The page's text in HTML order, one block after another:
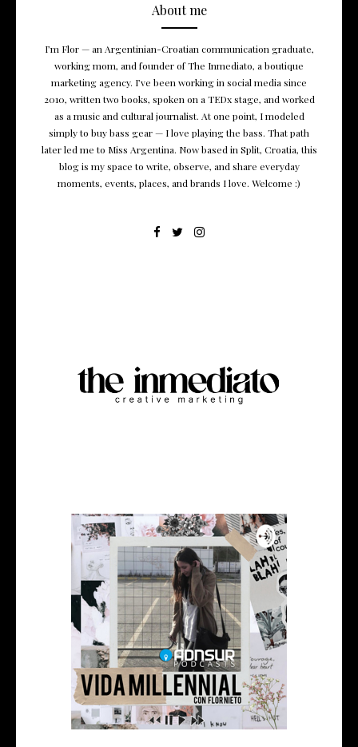
About me
I’m Flor — an Argentinian-Croatian communication graduate,
working mom, and founder of The Inmediato, a boutique
marketing agency. I’ve been working in social media since
2010, written two books, spoken on a TEDx stage, and worked
as a music and cultural journalist. At one point, I modeled
simply to buy bass gear — I love playing the bass. That path
later led me to Miss Argentina. Now based in Split, Croatia, this
blog is my space to write, observe, and share everyday
moments, events, places, and brands I love. Welcome :)